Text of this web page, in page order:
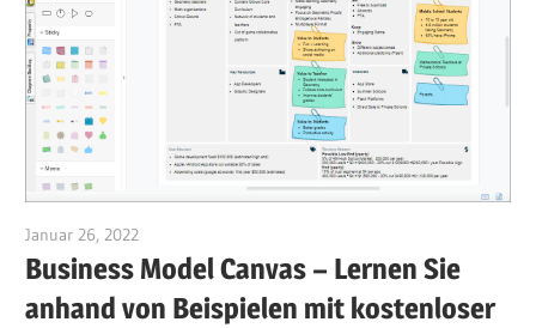
Januar 26, 2022
Business Model Canvas – Lernen Sie
anhand von Beispielen mit kostenloser